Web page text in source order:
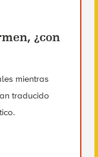
¿con
mientras
traducido